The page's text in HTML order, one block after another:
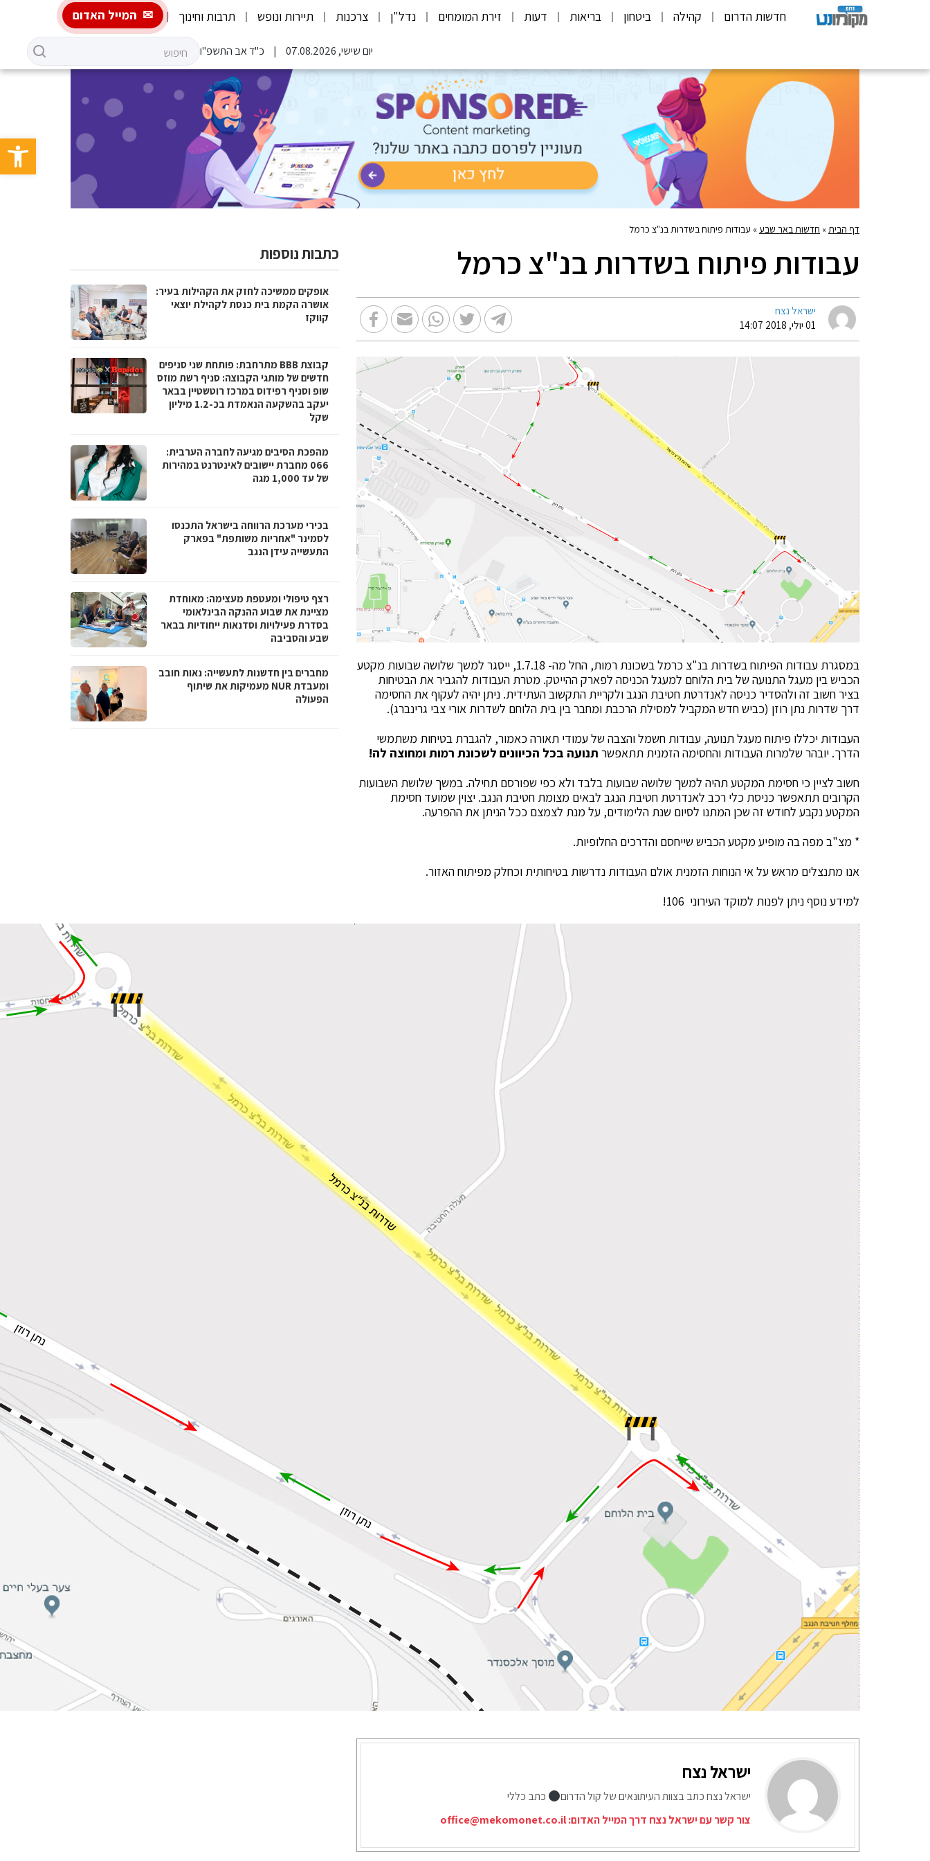
פתח
חדשות הדרום קהילה ביטחון בריאות דעות זירת המומחים נדל"ן צרכנות תיירות ונופש תרבות וחינוך המייל האדום
יום שישי, 07.08.2026 כ"ד אב התשפ"ו
דף הבית » חדשות באר שבע » עבודות פיתוח בשדרות בנ"צ כרמל
עבודות פיתוח בשדרות בנ"צ כרמל
ישראל נצח
01 יולי, 2018 14:07
במסגרת עבודות הפיתוח בשדרות בנ"צ כרמל בשכונת רמות, החל מה- 1.7.18, ייסגר למשך שלושה שבועות מקטע
הכביש בין מעגל התנועה של בית הלוחם למעגל הכניסה לפארק ההייטק. מטרת העבודות להגביר את הבטיחות
בציר חשוב זה ולהסדיר כניסה לאנדרטת חטיבת הנגב ולקריית התקשוב העתידית. ניתן יהיה לעקוף את החסימה
דרך שדרות נתן רוזן (כביש חדש המקביל למסילת הרכבת ומחבר בין בית הלוחם לשדרות אורי צבי גרינברג).
העבודות יכללו פיתוח מעגל תנועה, עבודות חשמל והצבה של עמודי תאורה כאמור, להגברת בטיחות משתמשי
הדרך. יובהר שלמרות העבודות והחסימה הזמנית תתאפשר תנועה בכל הכיוונים לשכונת רמות ומחוצה לה!
חשוב לציין כי חסימת המקטע תהיה למשך שלושה שבועות בלבד ולא כפי שפורסם תחילה. במשך שלושת השבועות
הקרובים תתאפשר כניסת כלי רכב לאנדרטת חטיבת הנגב לבאים מצומת חטיבת הנגב. יצוין שמועד חסימת
המקטע נקבע לחודש זה שכן המתנו לסיום שנת הלימודים, על מנת לצמצם ככל הניתן את ההפרעה.
* מצ"ב מפה בה מופיע מקטע הכביש שייחסם והדרכים החלופיות.
אנו מתנצלים מראש על אי הנוחות הזמנית אולם העבודות נדרשות בטיחותית וכחלק מפיתוח האזור.
למידע נוסף ניתן לפנות למוקד העירוני 106!
ישראל נצח
ישראל נצח כתב בצוות העיתונאים של קול הדרום
כתב כללי
צור קשר עם ישראל נצח דרך המייל האדום:office@mekomonet.co.il
כתבות נוספות
אופקים ממשיכה לחזק את הקהילות בעיר:
אושרה הקמת בית כנסת לקהילת יוצאי
קווקז
קבוצת BBB מתרחבת: פותחת שני סניפים
חדשים של מותגי הקבוצה: סניף רשת מוזס
שופ וסניף רפידוס במרכז רוטשטיין בבאר
יעקב בהשקעה הנאמדת בכ-1.2 מיליון
שקל
מהפכת הסיבים מגיעה לחברה הערבית:
066 מחברת יישובים לאינטרנט במהירות
של עד 1,000 מגה
בכירי מערכת הרווחה בישראל התכנסו
לסמינר "אחריות משותפת" בפארק
התעשייה עידן הנגב
רצף טיפולי ומעטפת מעצימה: מאוחדת
מציינת את שבוע ההנקה הבינלאומי
בסדרת פעילויות וסדנאות ייחודיות בבאר
שבע והסביבה
מחברים בין חדשנות לתעשייה: נאות חובב
ומעבדת NUR מעמיקות את שיתוף
הפעולה